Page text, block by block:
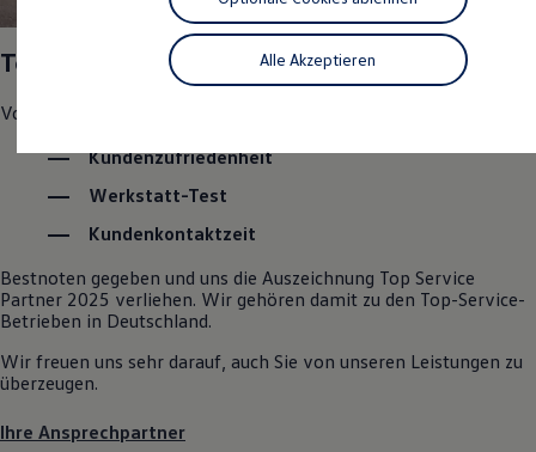
Ladelösungen für Privatkunden
Ladelösungen für Gewerbekunden
Wallbox und Ladekabel
Bidirektionales Laden
Fördermöglichkeiten für Gewerbekunden
Kostensimulator
Autonomes Fahren
Online Beratung
California Club
California Magazin & Ratgeber
Vanlife
Routen & Reisen
California Reisen & Erlebnisse
California Lifestyle & Zubehör
Top Service Partner 2025
Volkswagen
Kundenzufriedenheit
Werkstatt-Test
Kundenkontaktzeit
Bestnoten gegeben und uns die Auszeichnung Top Service
Partner 2025 verliehen. Wir gehören damit zu den Top-Service-
Betrieben in Deutschland.
Wir freuen uns sehr darauf, auch Sie von unseren Leistungen zu
überzeugen.
Ihre Ansprechpartner
Alle Akzeptieren